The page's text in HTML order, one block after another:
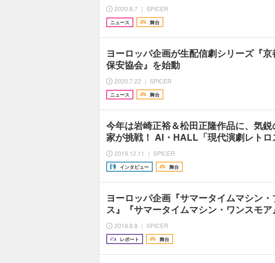
2020.8.7 ｜ SPICER
ニュース 舞台
ヨーロッパ企画が生配信劇シリーズ『
保安協会』を始動
2020.7.22 ｜ SPICER
ニュース 舞台
今年は岩崎正裕＆松田正隆作品に、気鋭
家が挑戦！ AI・HALL「現代演劇レト
2019.12.11 ｜ SPICER
インタビュー 舞台
ヨーロッパ企画『サマータイムマシン・
ス』『サマータイムマシン・ワンスモ
2018.8.8 ｜ SPICER
レポート 舞台